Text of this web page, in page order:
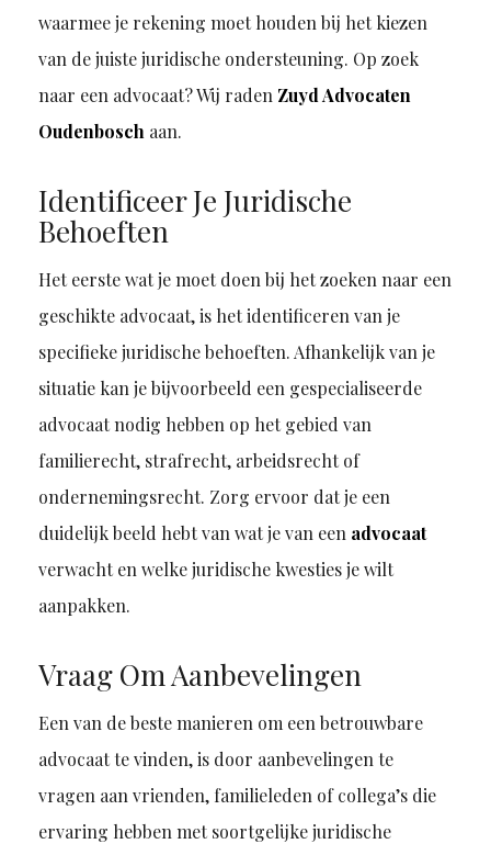
waarmee je rekening moet houden bij het kiezen
van de juiste juridische ondersteuning. Op zoek
naar een advocaat? Wij raden Zuyd Advocaten
Oudenboschaan.
Identificeer Je Juridische
Behoeften
Het eerste wat je moet doen bij het zoeken naar een
geschikte advocaat, is het identificeren van je
specifieke juridische behoeften. Afhankelijk van je
situatie kan je bijvoorbeeld een gespecialiseerde
advocaat nodig hebben op het gebied van
familierecht, strafrecht, arbeidsrecht of
ondernemingsrecht. Zorg ervoor dat je een
duidelijk beeld hebt van wat je van een advocaat
verwacht en welke juridische kwesties je wilt
aanpakken.
Vraag Om Aanbevelingen
Een van de beste manieren om een betrouwbare
advocaat te vinden, is door aanbevelingen te
vragen aan vrienden, familieleden of collega’s die
ervaring hebben met soortgelijke juridische